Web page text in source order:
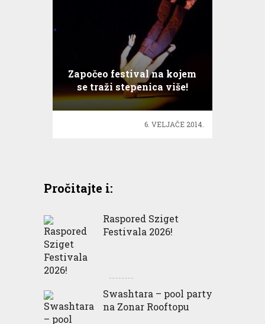
Započeo festival na kojem
se traži stepenica više!
6. VELJAČE 2014.
Pročitajte i:
Raspored Sziget
Festivala 2026!
Swashtara – pool party
na Zonar Rooftopu